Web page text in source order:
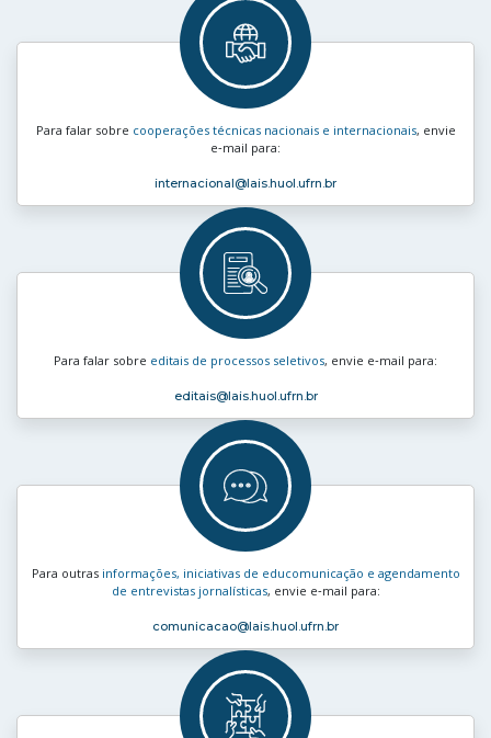
Para falar sobre cooperações técnicas nacionais e internacionais, envie
e‑mail para:
internacional@lais.huol.ufrn.br
Para falar sobre editais de processos seletivos, envie e‑mail para:
editais@lais.huol.ufrn.br
Para outras informações, iniciativas de educomunicação e agendamento
de entrevistas jornalísticas, envie e‑mail para:
comunicacao@lais.huol.ufrn.br